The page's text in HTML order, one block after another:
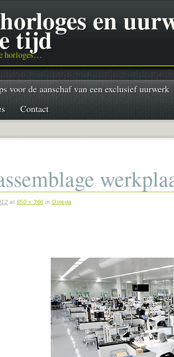
en
tijd
horloges…
voor de aanschaf van een exclusief uurwerk
Contact
at 650 × 366 in Omega